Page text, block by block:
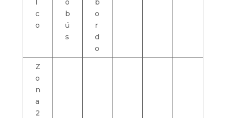
l
c
o
o
b
ú
s
b
o
r
d
o
Z
o
n
a
2